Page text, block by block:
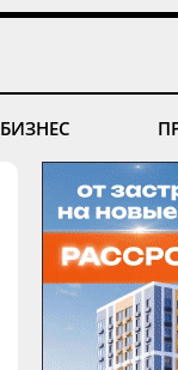
БИЗНЕС